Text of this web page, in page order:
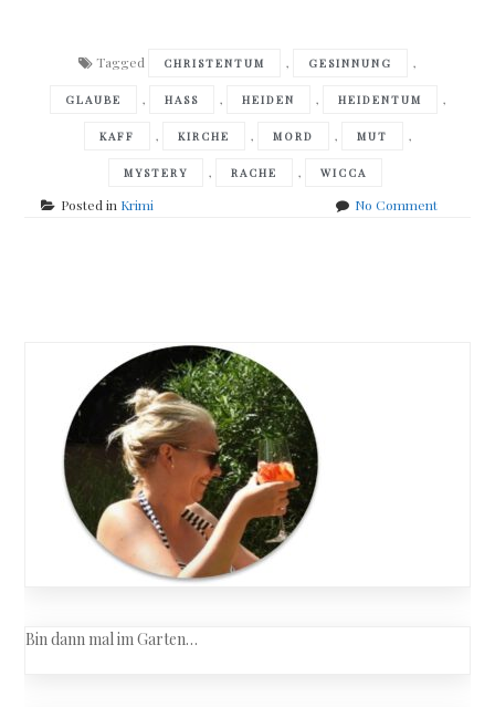
Tagged CHRISTENTUM , GESINNUNG ,
GLAUBE , HASS , HEIDEN , HEIDENTUM ,
KAFF , KIRCHE , MORD , MUT ,
MYSTERY , RACHE , WICCA
Posted in Krimi No Commenton
navigation
Bin dann mal im Garten…